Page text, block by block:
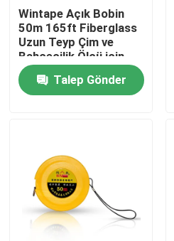
Kalite kontrol
Bize Ulaşın
Bir teklif isteği
Lazer Mezura
Wintape Açık Bobin
50m 165ft Fiberglass
Uzun Teyp Çim ve
Bahçecilik Ölçü için
Talep Gönder